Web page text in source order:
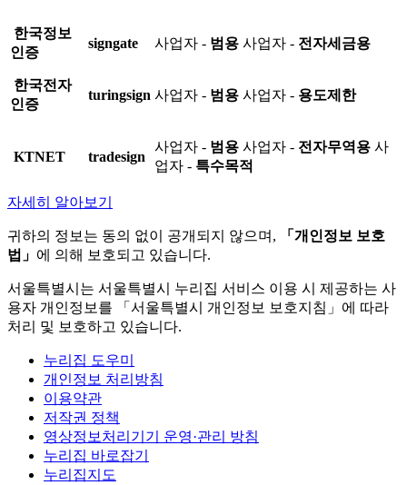
한국정보
인증
signgate 사업자 - 범용 사업자 - 전자세금용
한국전자
인증
turingsign 사업자 - 범용 사업자 - 용도제한
KTNET tradesign
사업자 - 범용 사업자 - 전자무역용 사
업자 - 특수목적
자세히 알아보기
귀하의 정보는 동의 없이 공개되지 않으며,
「개인정보 보호
법」 에 의해 보호되고 있습니다.
서울특별시는 서울특별시 누리집 서비스 이용 시 제공하는 사
용자 개인정보를 「서울특별시 개인정보 보호지침」에 따라
처리 및 보호하고 있습니다.
누리집 도우미
개인정보 처리방침
이용약관
저작권 정책
영상정보처리기기 운영·관리 방침
누리집 바로잡기
누리집지도